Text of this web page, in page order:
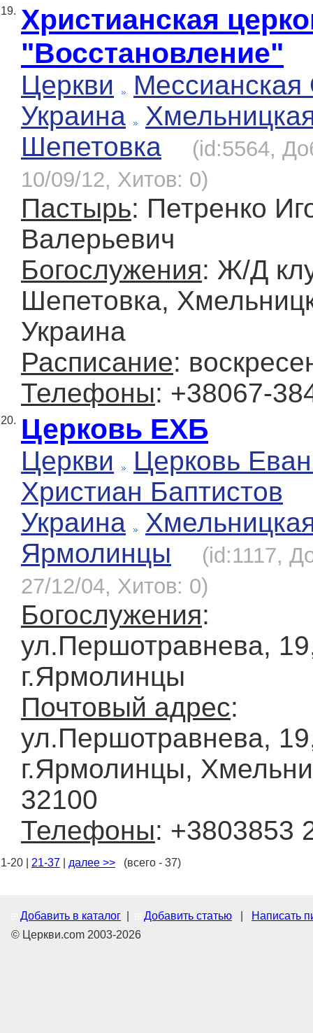
19. Христианская
"Восстановление"
Церкви
Украина
Шепетовка
(id:5564,
10/09/12, Хитов: 0)
Пастырь: Петренко
Валерьевич
Богослужения: Ж/Д
Шепетовка,
Украина
Расписание:
Телефоны: +38067-
20. Церковь ЕХБ
Церкви
Церковь
Христиан Баптистов
Украина
Ярмолинцы
(id:1117,
27/12/04, Хитов: 0)
Богослужения:
ул.Першотравнева,
г.Ярмолинцы
Почтовый адрес:
ул.Першотравнева,
г.Ярмолинцы,
32100
Телефоны: +3803853
1-20 | 21-37 далее >> (всего - 37)
Добавить в каталог Добавить статью
Написать
© Церкви.com 2003-2026